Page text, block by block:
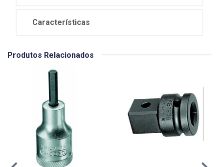
Características
Produtos Relacionados